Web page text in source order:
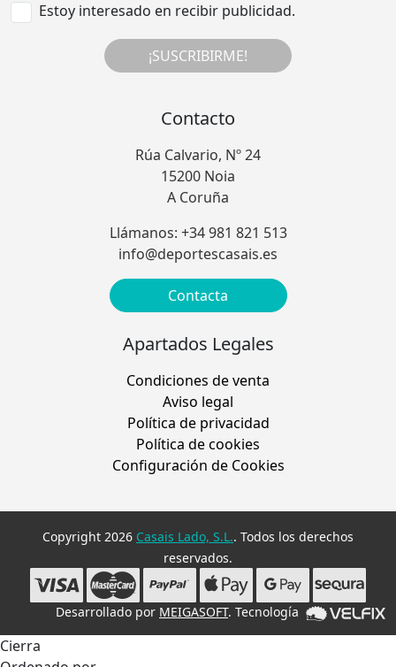
Estoy interesado en recibir publicidad.
¡SUSCRIBIRME!
Contacto
Rúa Calvario, Nº 24
15200 Noia
A Coruña
Llámanos: +34 981 821 513
info@deportescasais.es
Contacta
Apartados Legales
Condiciones de venta
Aviso legal
Política de privacidad
Política de cookies
Configuración de Cookies
Copyright 2026 Casais Lado, S.L.. Todos los derechos
reservados.
Desarrollado por MEIGASOFT. Tecnología
Cierra